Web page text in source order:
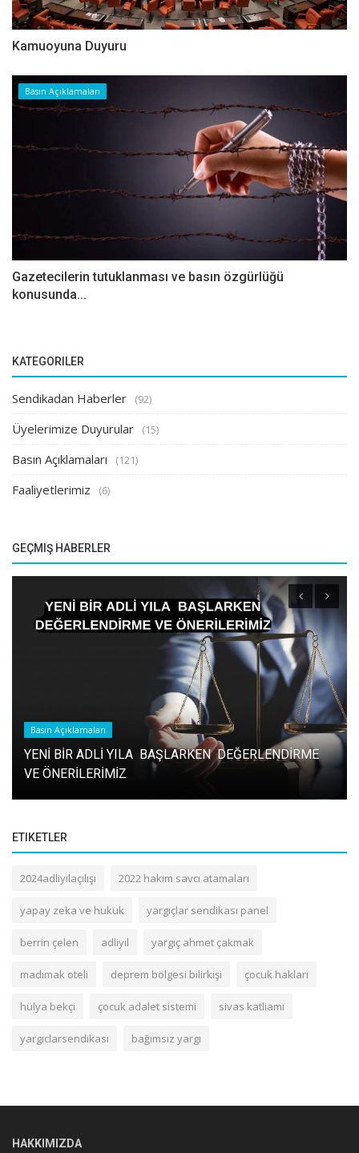
Kamuoyuna Duyuru
Basın Açıklamaları
Gazetecilerin tutuklanması ve basın özgürlüğü
konusunda...
KATEGORILER
Sendikadan Haberler (92)
Üyelerimize Duyurular (15)
Basın Açıklamaları (121)
Faaliyetlerimiz (6)
GEÇMIŞ HABERLER
Basın Açıklamaları
YENİ BİR ADLİ YILA BAŞLARKEN DEĞERLENDİRME
VE ÖNERİLERİMİZ
ETIKETLER
2024adliyılaçılışı 2022 hakim savcı atamaları
yapay zeka ve hukuk yargıçlar sendikası panel
berrin çelen adliyıl yargıç ahmet çakmak
madımak oteli deprem bölgesi bilirkişi çocuk hakları
hülya bekçi çocuk adalet sistemi sivas katliamı
yargıclarsendikası bağımsız yargı
HAKKIMIZDA